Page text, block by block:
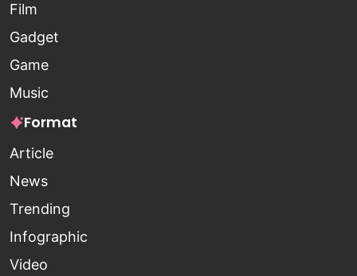
Film
Gadget
Game
Music
Format
Article
News
Trending
Infographic
Video